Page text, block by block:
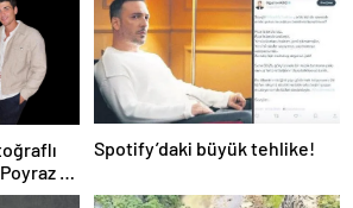
ve
Spotify’daki büyük tehlike!